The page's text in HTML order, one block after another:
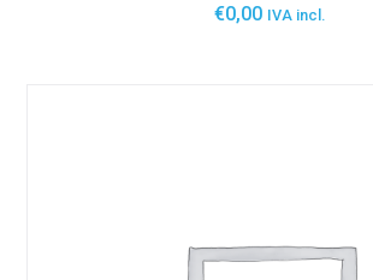
€0,00 IVA incl.